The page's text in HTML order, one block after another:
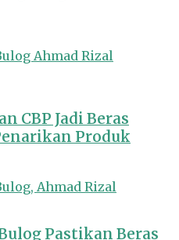
CBP Jadi Beras
Produk
Pastikan Beras